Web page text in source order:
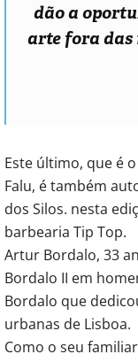
dão a
arte fora das
Este último, que é
Falu, é também
dos Silos. nesta
barbearia Tip Top.
Artur Bordalo, 33
Bordalo II em
Bordalo que
urbanas de Lisboa.
Como o seu